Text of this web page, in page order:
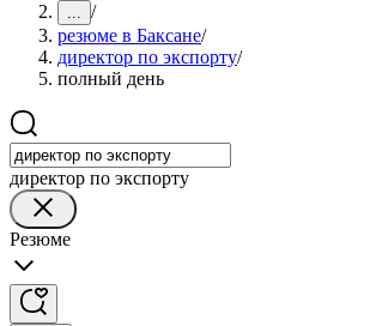
... /
резюме в Баксане/
директор по экспорту/
полный день
директор по экспорту
Резюме